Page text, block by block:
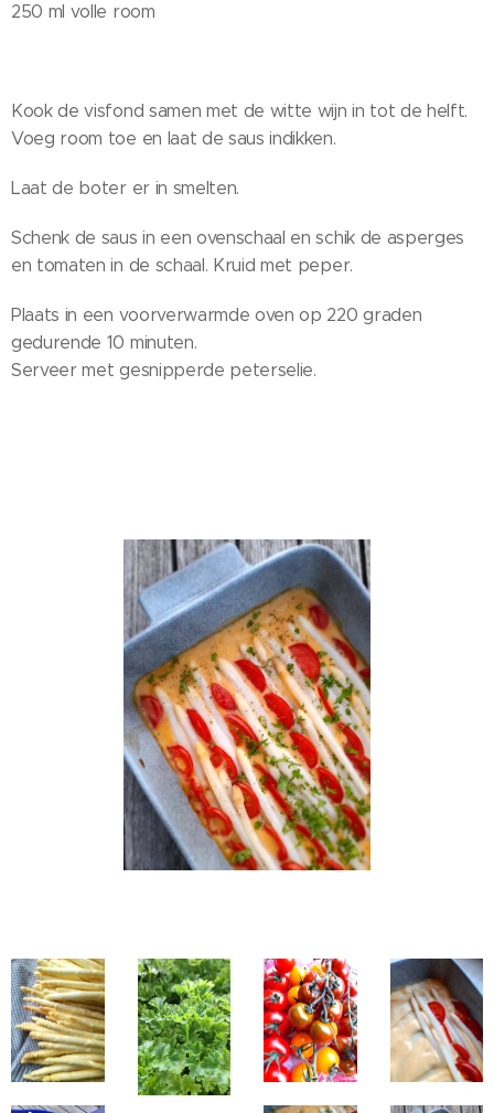
250 ml volle room
Kook de visfond samen met de witte wijn in tot de helft.
Voeg room toe en laat de saus indikken.
Laat de boter er in smelten.
Schenk de saus in een ovenschaal en schik de asperges
en tomaten in de schaal. Kruid met peper.
Plaats in een voorverwarmde oven op 220 graden
gedurende 10 minuten.
Serveer met gesnipperde peterselie.